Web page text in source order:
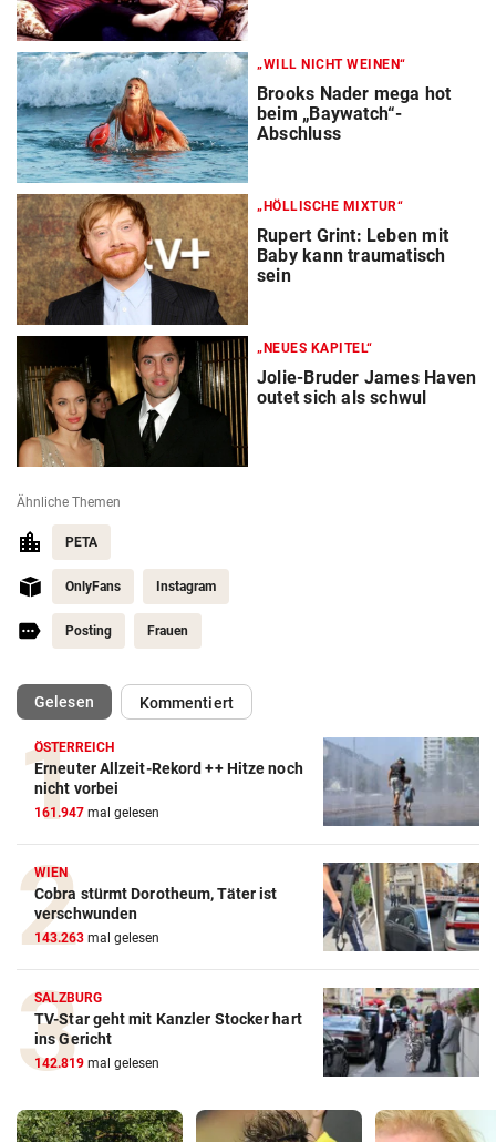
„WILL NICHT WEINEN“
Brooks Nader mega hot
beim „Baywatch“-
Abschluss
„HÖLLISCHE MIXTUR“
Rupert Grint: Leben mit
Baby kann traumatisch
sein
„NEUES KAPITEL“
Jolie-Bruder James Haven
outet sich als schwul
Ähnliche Themen
PETA
OnlyFans Instagram
Posting Frauen
Gelesen(ausgewählt)Kommentiert
ÖSTERREICH
Erneuter Allzeit-Rekord ++ Hitze noch
nicht vorbei
161.947 mal gelesen
WIEN
Cobra stürmt Dorotheum, Täter ist
verschwunden
143.263 mal gelesen
SALZBURG
TV-Star geht mit Kanzler Stocker hart
ins Gericht
142.819 mal gelesen